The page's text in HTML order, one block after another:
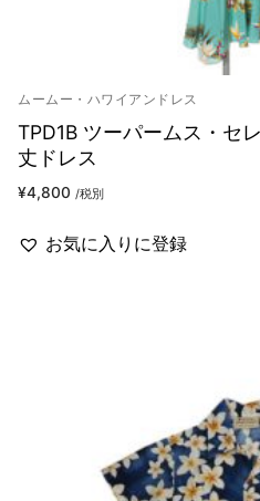
ムームー・ハワイアンドレス
TPD1B ツーパームス・セ
丈ドレス
¥4,800 /税別
お気に入りに登録